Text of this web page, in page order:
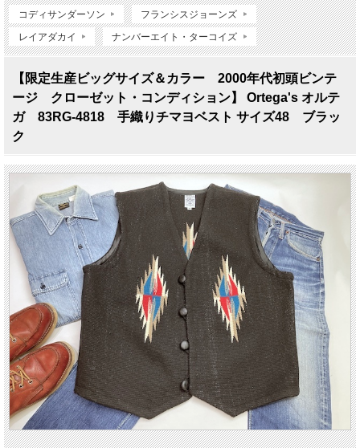
コディサンダーソン フランシスジョーンズ
レイアダカイ ナンバーエイト・ターコイズ
【限定生産ビッグサイズ＆カラー 2000年代初頭ビンテ
ージ クローゼット・コンディション】 Ortega's オルテ
ガ 83RG-4818 手織りチマヨベスト サイズ48 ブラッ
ク